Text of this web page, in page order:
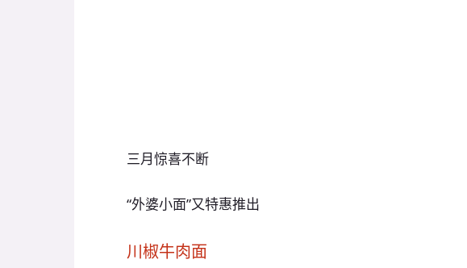
三月惊喜不断
“外婆小面”又特惠推出
川椒牛肉面